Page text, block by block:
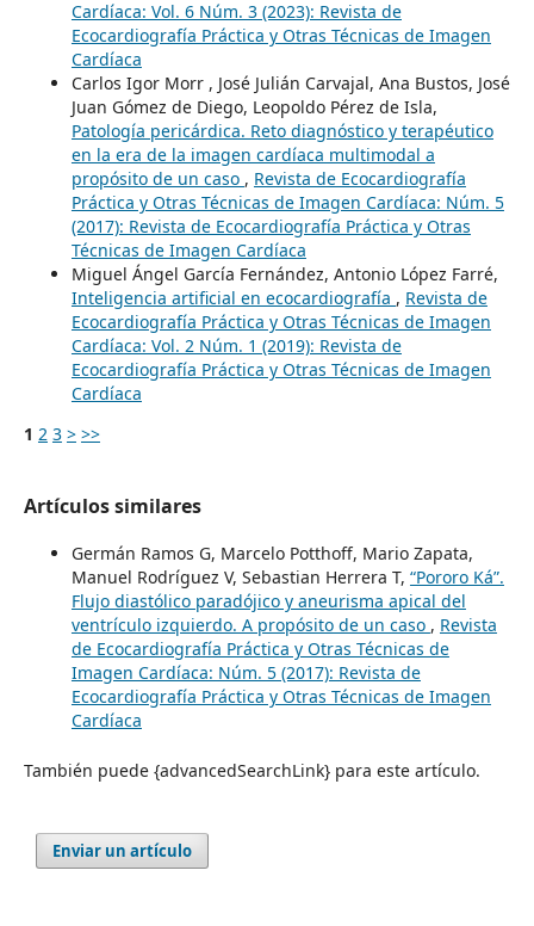
Cardíaca: Vol. 6 Núm. 3 (2023): Revista de
Ecocardiografía Práctica y Otras Técnicas de Imagen
Cardíaca
Carlos Igor Morr , José Julián Carvajal, Ana Bustos, José
Juan Gómez de Diego, Leopoldo Pérez de Isla,
Patología pericárdica. Reto diagnóstico y terapéutico
en la era de la imagen cardíaca multimodal a
propósito de un caso , Revista de Ecocardiografía
Práctica y Otras Técnicas de Imagen Cardíaca: Núm. 5
(2017): Revista de Ecocardiografía Práctica y Otras
Técnicas de Imagen Cardíaca
Miguel Ángel García Fernández, Antonio López Farré,
Inteligencia artificial en ecocardiografía , Revista de
Ecocardiografía Práctica y Otras Técnicas de Imagen
Cardíaca: Vol. 2 Núm. 1 (2019): Revista de
Ecocardiografía Práctica y Otras Técnicas de Imagen
Cardíaca
1 2 3 > >>
Artículos similares
Germán Ramos G, Marcelo Potthoff, Mario Zapata,
Manuel Rodríguez V, Sebastian Herrera T, “Pororo Ká”.
Flujo diastólico paradójico y aneurisma apical del
ventrículo izquierdo. A propósito de un caso , Revista
de Ecocardiografía Práctica y Otras Técnicas de
Imagen Cardíaca: Núm. 5 (2017): Revista de
Ecocardiografía Práctica y Otras Técnicas de Imagen
Cardíaca
También puede {advancedSearchLink} para este artículo.
Enviar un artículo